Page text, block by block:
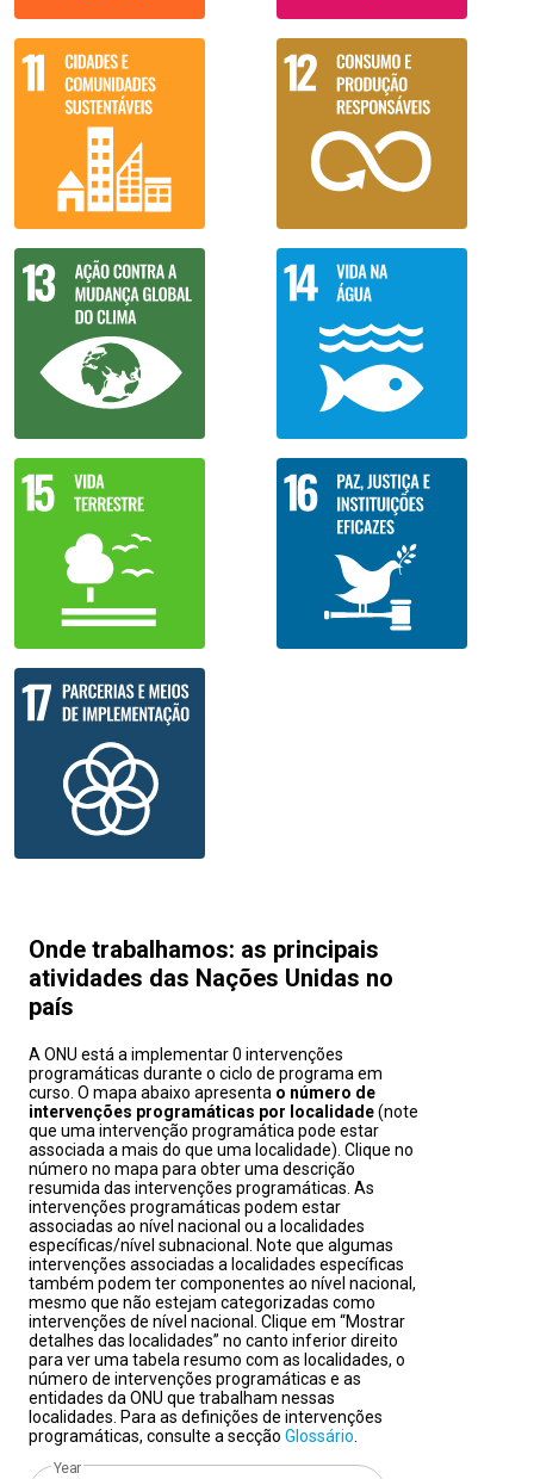
Onde trabalhamos: as principais
atividades das Nações Unidas no
país
A ONU está a implementar 0 intervenções
programáticas durante o ciclo de programa em
curso. O mapa abaixo apresenta o número de
intervenções programáticas por localidade(note
que uma intervenção programática pode estar
associada a mais do que uma localidade). Clique no
número no mapa para obter uma descrição
resumida das intervenções programáticas. As
intervenções programáticas podem estar
associadas ao nível nacional ou a localidades
específicas/nível subnacional. Note que algumas
intervenções associadas a localidades específicas
também podem ter componentes ao nível nacional,
mesmo que não estejam categorizadas como
intervenções de nível nacional. Clique em “Mostrar
detalhes das localidades” no canto inferior direito
para ver uma tabela resumo com as localidades, o
número de intervenções programáticas e as
entidades da ONU que trabalham nessas
localidades. Para as definições de intervenções
programáticas, consulte a secção Glossário
Year